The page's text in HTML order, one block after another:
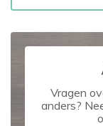
Vragen
anders?